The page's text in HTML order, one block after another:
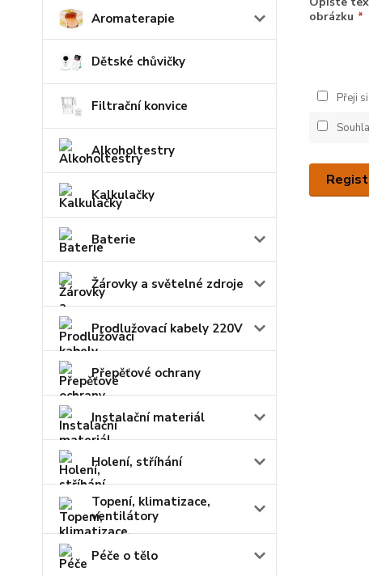
Aromaterapie
Dětské chůvičky
Filtrační konvice
Alkoholtestry
Kalkulačky
Baterie
Žárovky a světelné zdroje
Prodlužovací kabely 220V
Přepěťové ochrany
Instalační materiál
Holení, stříhání
Topení, klimatizace,
ventilátory
Péče o tělo
obrázku *
Přeji